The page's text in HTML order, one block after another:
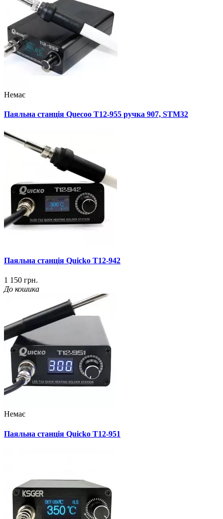
Немає
Паяльна станція Quecoo T12-955 ручка 907, STM32
Паяльна станція Quicko T12-942
1 150 грн.
До кошика
Немає
Паяльна станція Quicko T12-951